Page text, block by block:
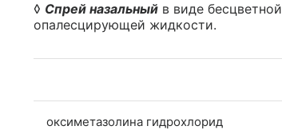
◊ Спрей назальный в виде
опалесцирующей жидкости.
оксиметазолина гидрохлорид